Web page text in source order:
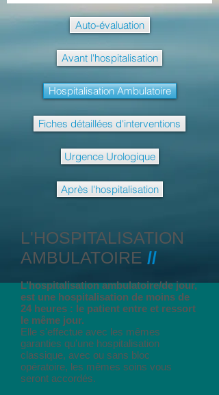
Auto-évaluation
Avant l'hospitalisation
Hospitalisation Ambulatoire
Fiches détaillées d'interventions
Urgence Urologique
Après l'hospitalisation
L'HOSPITALISATION
AMBULATOIRE //
L’hospitalisation ambulatoire/de jour,
est une hospitalisation de moins de
24 heures : le patient entre et ressort
le même jour.
Elle s'effectue avec les mêmes
garanties qu'une hospitalisation
classique, avec ou sans bloc
opératoire, les mêmes soins vous
seront accordés.